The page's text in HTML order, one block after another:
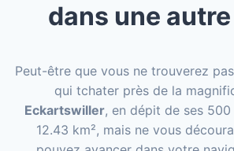
dans une autre
Peut-être que vous ne trouverez
qui tchater près de la
Eckartswiller, en dépit de ses
12.43 km², mais ne vous